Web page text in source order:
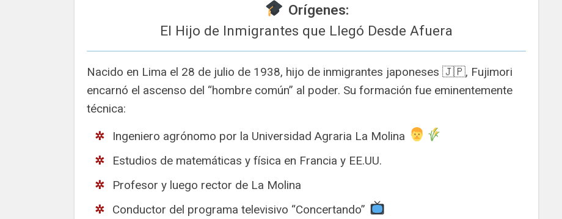
Orígenes:
El Hijo de Inmigrantes que Llegó Desde Afuera
Nacido en Lima el 28 de julio de 1938, hijo de inmigrantes japoneses 🇯🇵, Fujimori
encarnó el ascenso del “hombre común” al poder. Su formación fue eminentemente
técnica:
Ingeniero agrónomo por la Universidad Agraria La Molina
Estudios de matemáticas y física en Francia y EE.UU.
Profesor y luego rector de La Molina
Conductor del programa televisivo “Concertando”